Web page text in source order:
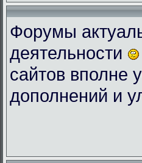
Форумы
деятельности
сайтов вполне
дополнений и